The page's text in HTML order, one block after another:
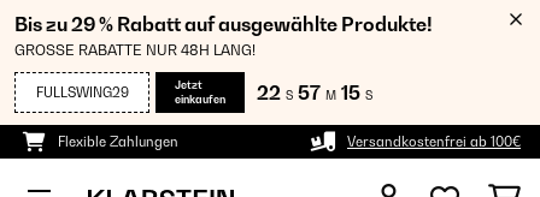
Bis zu 29 % Rabatt auf ausgewählte Produkte!
GROSSE RABATTE NUR 48H LANG!
FULLSWING29
Jetzt
einkaufen
22 S 57 M 15 S
Flexible Zahlungen Versandkostenfrei ab 100€